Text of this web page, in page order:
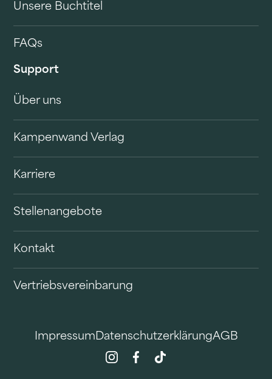
Unsere Buchtitel
FAQs
Support
Über uns
Kampenwand Verlag
Karriere
Stellenangebote
Kontakt
Vertriebsvereinbarung
ImpressumDatenschutzerklärungAGB